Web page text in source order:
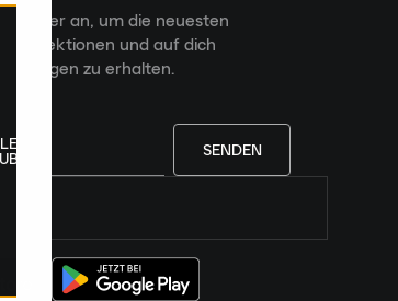
an, um die neuesten
Kollektionen und auf dich
zu erhalten.
SENDEN